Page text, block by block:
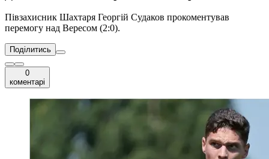
Півзахисник Шахтаря Георгій Судаков прокоментував
перемогу над Вересом (2:0).
Поділитись
0
коментарі